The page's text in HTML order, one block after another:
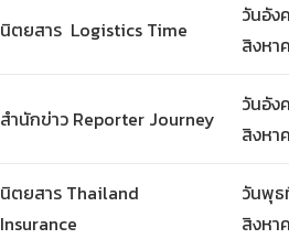
นิตยสาร Logistics Time
วันอัง
สิงหา
สำนักข่าว Reporter Journey
วันอัง
สิงหา
นิตยสาร Thailand
Insurance
วันพุ
สิงหา